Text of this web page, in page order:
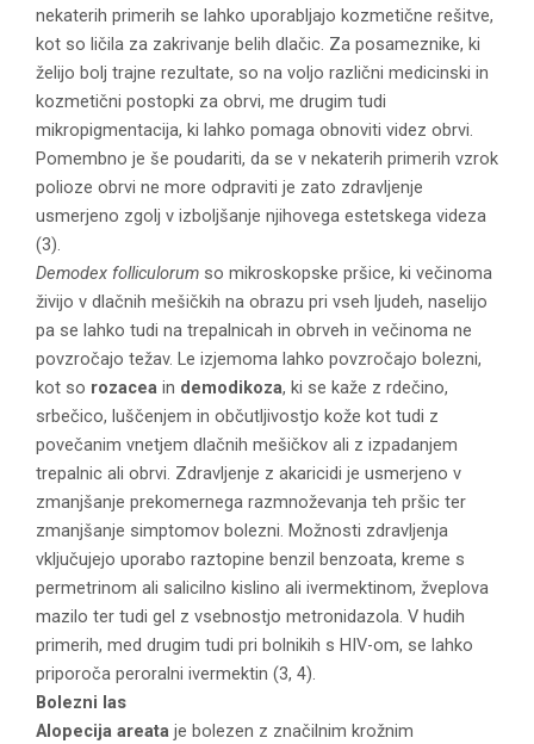
nekaterih primerih se lahko uporabljajo kozmetične rešitve,
kot so ličila za zakrivanje belih dlačic. Za posameznike, ki
želijo bolj trajne rezultate, so na voljo različni medicinski in
kozmetični postopki za obrvi, me drugim tudi
mikropigmentacija, ki lahko pomaga obnoviti videz obrvi.
Pomembno je še poudariti, da se v nekaterih primerih vzrok
polioze obrvi ne more odpraviti je zato zdravljenje
usmerjeno zgolj v izboljšanje njihovega estetskega videza
(3).
Demodex folliculorum so mikroskopske pršice, ki večinoma
živijo v dlačnih mešičkih na obrazu pri vseh ljudeh, naselijo
pa se lahko tudi na trepalnicah in obrveh in večinoma ne
povzročajo težav. Le izjemoma lahko povzročajo bolezni,
kot so rozacea in demodikoza, ki se kaže z rdečino,
srbečico, luščenjem in občutljivostjo kože kot tudi z
povečanim vnetjem dlačnih mešičkov ali z izpadanjem
trepalnic ali obrvi. Zdravljenje z akaricidi je usmerjeno v
zmanjšanje prekomernega razmnoževanja teh pršic ter
zmanjšanje simptomov bolezni. Možnosti zdravljenja
vključujejo uporabo raztopine benzil benzoata, kreme s
permetrinom ali salicilno kislino ali ivermektinom, žveplova
mazilo ter tudi gel z vsebnostjo metronidazola. V hudih
primerih, med drugim tudi pri bolnikih s HIV-om, se lahko
priporoča peroralni ivermektin (3, 4).
Bolezni las
Alopecija areata je bolezen z značilnim krožnim